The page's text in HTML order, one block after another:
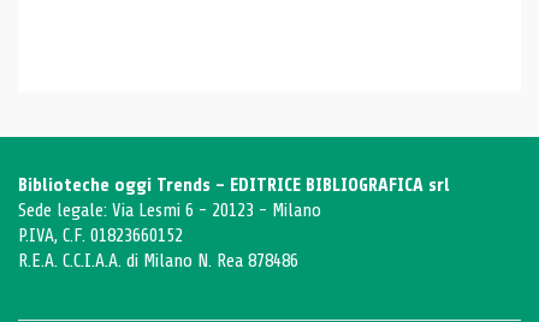
Biblioteche oggi Trends - EDITRICE BIBLIOGRAFICA srl
Sede legale: Via Lesmi 6 - 20123 - Milano
P.IVA, C.F. 01823660152
R.E.A. C.C.I.A.A. di Milano N. Rea 878486